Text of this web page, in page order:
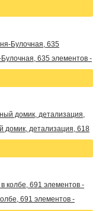
635 элементов -
домик, детализация, 618
691 элементов -